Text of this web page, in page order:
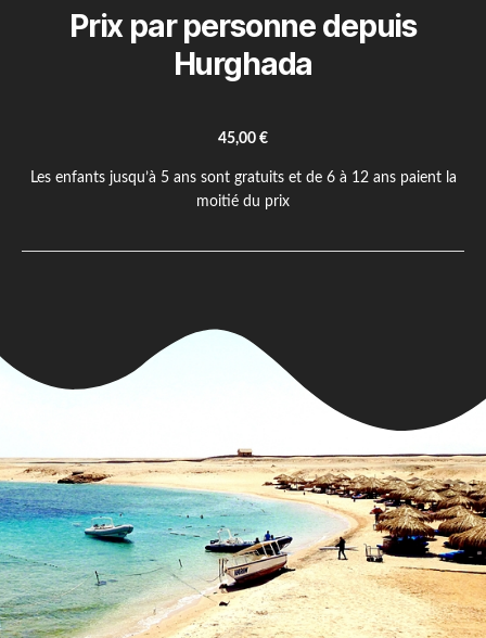
Prix par personne depuis
Hurghada
45,00 €
Les enfants jusqu’à 5 ans sont gratuits et de 6 à 12 ans paient la
moitié du prix